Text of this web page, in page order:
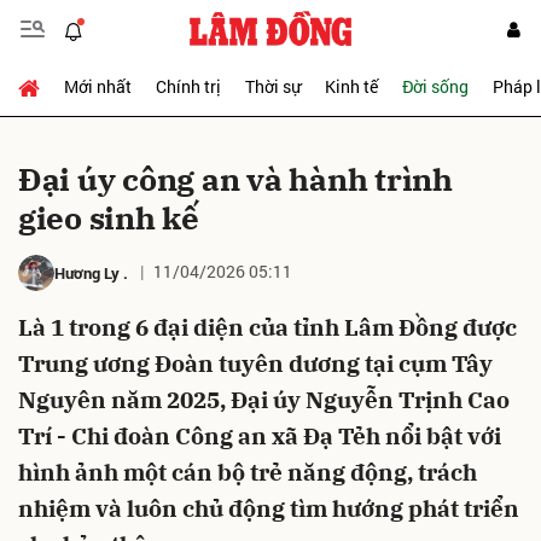
Mới nhất Chính trị Thời sự Kinh tế Đời sống Pháp
Ðại úy công an và hành trình
gieo sinh kế
Hương Ly . 11/04/2026 05:11
Là 1 trong 6 đại diện của tỉnh Lâm Đồng được
Trung ương Đoàn tuyên dương tại cụm Tây
Nguyên năm 2025, Đại úy Nguyễn Trịnh Cao
Trí - Chi đoàn Công an xã Đạ Tẻh nổi bật với
hình ảnh một cán bộ trẻ năng động, trách
nhiệm và luôn chủ động tìm hướng phát triển
Gửi bình luận
Hủy Gửi